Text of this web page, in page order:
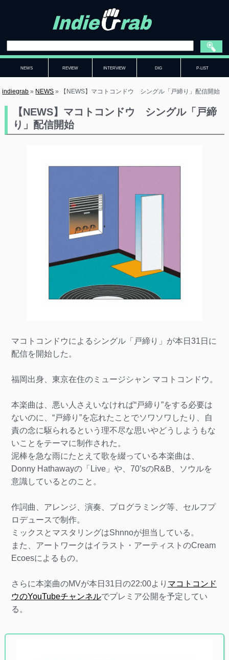
NEWS REVIEW INTERVIEW DIG P-LIST
indiegrab » NEWS » 【NEWS】マコトコンドウ シングル「戸締り」配信開始
【NEWS】マコトコンドウ シングル「戸締
り」配信開始
マコトコンドウによるシングル「戸締り」が本日31日に
配信を開始した。
福岡出身、東京在住のミュージシャン マコトコンドウ。
本楽曲は、悪い人さえいなければ“戸締り”をする必要は
ないのに、“戸締り”を忘れたことでソワソワしたり、自
責の念に駆られるという理不尽な思いやどうしようもな
いことをテーマに制作された。
泥棒を急な雨にたとえて歌を綴っている本楽曲は、
Donny Hathawayの「Live」や、70’sのR&B、ソウルを
意識しているとのこと。
作詞曲、アレンジ、演奏、プログラミング等、セルフプ
ロデュースで制作。
ミックスとマスタリングはShnnoが担当している。
また、アートワークはイラスト・アーティストのCream
Ecoesによるもの。
さらに本楽曲のMVが本日31日の22:00より マコトコンド
ウのYouTubeチャンネルでプレミア公開を予定してい
る。